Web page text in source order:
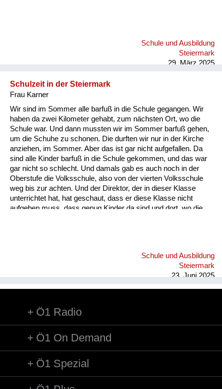
Wiederaufbau und
Wohnen
ziemlich stark. Und ein Spruch war: "Hering, Hering, dick und
fett wie Göring". Im Radio ist dann immer ein Lied g...
Schule und Ausbildung
Steiermark
29. März 2025
Schulzeit in der Steiermark
Frau Karner
Wir sind im Sommer alle barfuß in die Schule gegangen. Wir
haben da zwei Kilometer gehabt, zum nächsten Ort, wo die
Schule war. Und dann mussten wir im Sommer barfuß gehen,
um die Schuhe zu schonen. Die durften wir nur in der Kirche
anziehen, im Sommer. Aber das ist gar nicht aufgefallen. Da
sind alle Kinder barfuß in die Schule gekommen, und das war
gar nicht so schlecht. Und damals gab es auch noch in der
Oberstufe die Volksschule, also von der vierten Volksschule
weg bis zur achten. Und der Direktor, der in dieser Klasse
unterrichtet hat, hat geschaut, dass er diese Klasse nicht
aufgeben muss, dass genug Kinder da sind und dort, wo die
sich aber geweigert. Er hat geschaut, dass wir dann in die
Hauptschule kommen. Die war dann sieben Kilometer...
Schule und Ausbildung
Steiermark
23. Juni 2025
Ö1 Radio
Ö1 On Demand
Ö1 Spezial